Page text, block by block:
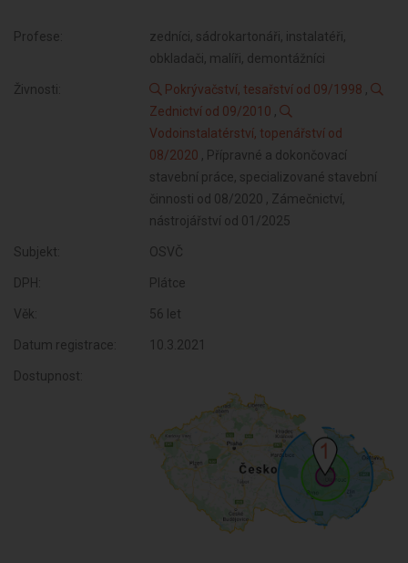
Profese:
zedníci, sádrokartonáři, instalatéři,
obkladači, malíři, demontážníci
Živnosti: Pokrývačství, tesařství od 09/1998 ,
Zednictví od 09/2010 ,
Vodoinstalatérství, topenářství od
08/2020 , Přípravné a dokončovací
stavební práce, specializované stavební
činnosti od 08/2020 , Zámečnictví,
nástrojářství od 01/2025
Subjekt: OSVČ
DPH: Plátce
Věk: 56 let
Datum registrace: 10.3.2021
Dostupnost: